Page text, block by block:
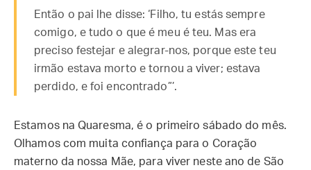
Então o pai lhe disse: ‘Filho, tu estás sempre
comigo, e tudo o que é meu é teu. Mas era
preciso festejar e alegrar-nos, porque este teu
irmão estava morto e tornou a viver; estava
perdido, e foi encontrado”’.
Estamos na Quaresma, é o primeiro sábado do mês.
Olhamos com muita confiança para o Coração
materno da nossa Mãe, para viver neste ano de São